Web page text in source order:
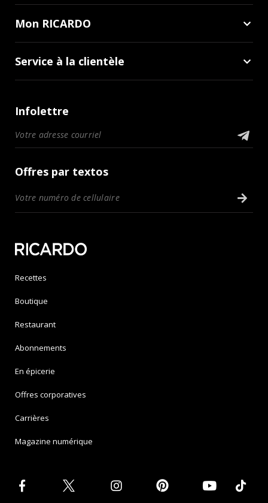
Mon RICARDO
Service à la clientèle
Infolettre
Offres par textos
Recettes
Boutique
Restaurant
Abonnements
En épicerie
Offres corporatives
Carrières
Magazine numérique